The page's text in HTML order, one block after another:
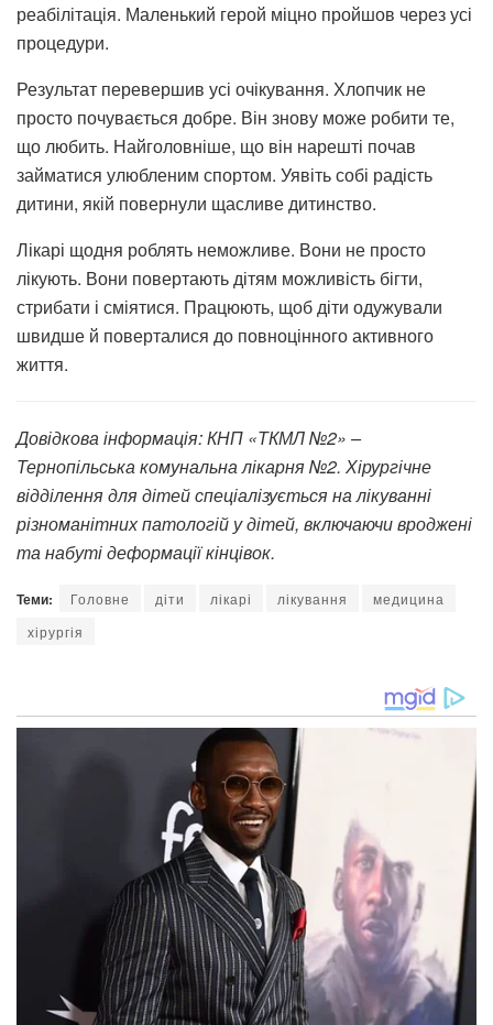
реабілітація. Маленький герой міцно пройшов через усі
процедури.
Результат перевершив усі очікування. Хлопчик не
просто почувається добре. Він знову може робити те,
що любить. Найголовніше, що він нарешті почав
займатися улюбленим спортом. Уявіть собі радість
дитини, якій повернули щасливе дитинство.
Лікарі щодня роблять неможливе. Вони не просто
лікують. Вони повертають дітям можливість бігти,
стрибати і сміятися. Працюють, щоб діти одужували
швидше й поверталися до повноцінного активного
життя.
Довідкова інформація: КНП «ТКМЛ №2» –
Тернопільська комунальна лікарня №2. Хірургічне
відділення для дітей спеціалізується на лікуванні
різноманітних патологій у дітей, включаючи вроджені
та набуті деформації кінцівок.
Теми: Головне діти лікарі лікування
медицина
хірургія